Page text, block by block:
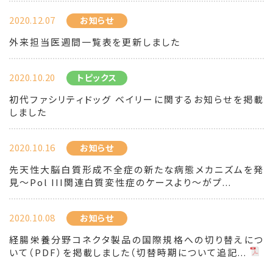
2020.12.07 お知らせ
外来担当医週間一覧表を更新しました
2020.10.20 トピックス
初代ファシリティドッグ ベイリーに関するお知らせを掲載
しました
2020.10.16 お知らせ
先天性大脳白質形成不全症の新たな病態メカニズムを発
見～Pol III関連白質変性症のケースより～がプ...
2020.10.08 お知らせ
経腸栄養分野コネクタ製品の国際規格への切り替えにつ
いて（PDF）を掲載しました（切替時期について追記...